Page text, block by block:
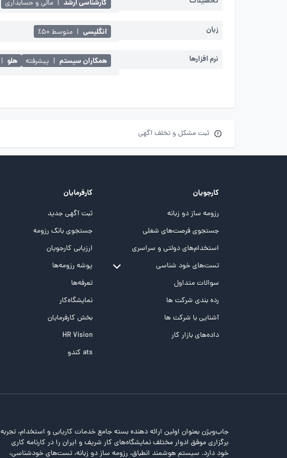
کارشناسی ارشد | مالی و حسابداری
زبان انگلیسی | متوسط ۵۰٪
نرم افزارها همکاران سیستم | پیشرفته هلو |
ثبت مشکل و تخلف آگهی
کارجویان
رزومه ساز دو زبانه
جستجوی فرصت‌های شغلی
استخدام‌های دولتی و سراسری
تست‌های خود شناسی
تست MBTI
تست تیپ سنجی شغلی Holland
تست NEO
تست هوش های چندگانه
سوالات متداول
رده بندی شرکت ها
آشنایی با شرکت ها
داده‌های بازار کار
کارفرمایان
ثبت آگهی جدید
جستجوی بانک رزومه
ارزیابی کارجویان
پوشه‌‌ رزومه‌ها
تعرفه‌ها
نمایشگاه‌کار
بخش کارفرمایان
HR Vision
ats کندو
جاب‌ویژن بعنوان اولین ارائه دهنده بسته جامع خدمات کاریابی و استخدام، تجربه
برگزاری موفق ادوار مختلف نمایشگاه‌های کار شریف و ایران را در کارنامه کاری
خود دارد. سیستم هوشمند انطباق، رزومه ساز دو زبانه، تست‌های خودشناسی،